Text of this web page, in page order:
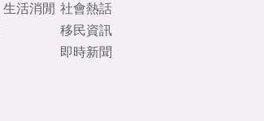
生活消閒 社會熱話
移民資訊
即時新聞